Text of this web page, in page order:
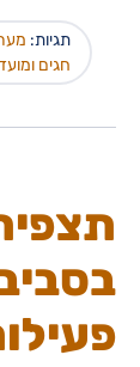
תגיות:
חגים